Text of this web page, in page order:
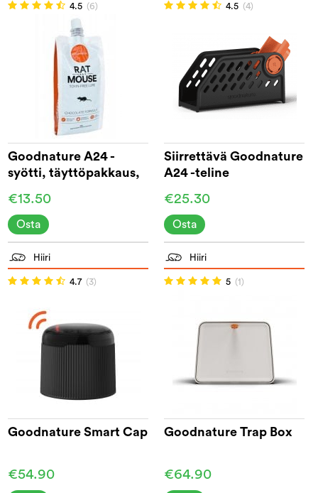
4.5 (6)
Goodnature A24 -
syötti, täyttöpakkaus,
€13.50
Osta
4.5 (4)
Siirrettävä Goodnature
A24 -teline
€25.30
Osta
Hiiri
4.7 (3)
Goodnature Smart Cap
€54.90
Hiiri
5 (1)
Goodnature Trap Box
€64.90